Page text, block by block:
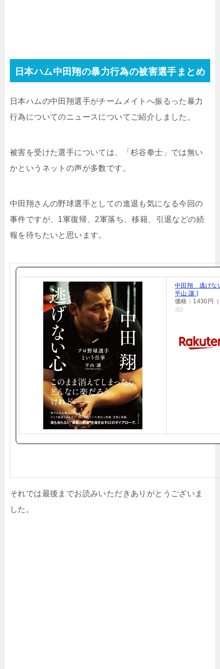
日本ハム中田翔の暴力行為の被害選手まとめ
日本ハムの中田翔選手がチームメイトへ振るった暴力
行為についてのニュースについてご紹介しました。
被害を受けた選手については、「杉谷拳士」では無い
かというネットの声が多数です。
中田翔さんの野球選手としての進退も気になる今回の
事件ですが、1軍復帰、2軍落ち、移籍、引退などの続
報を待ちたいと思います。
中田翔 逃げな
平山 讓 ]
価格：1430円
点)
それでは最後までお読みいただきありがとうございま
した。